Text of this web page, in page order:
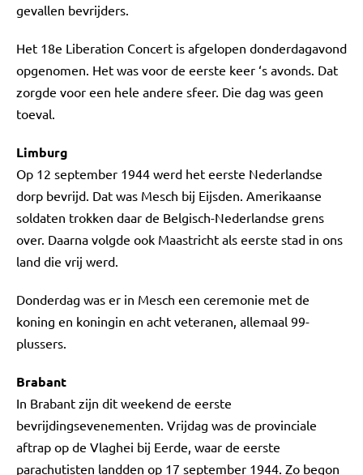
gevallen bevrijders.
Het 18e Liberation Concert is afgelopen donderdagavond
opgenomen. Het was voor de eerste keer ‘s avonds. Dat
zorgde voor een hele andere sfeer. Die dag was geen
toeval.
Limburg
Op 12 september 1944 werd het eerste Nederlandse
dorp bevrijd. Dat was Mesch bij Eijsden. Amerikaanse
soldaten trokken daar de Belgisch-Nederlandse grens
over. Daarna volgde ook Maastricht als eerste stad in ons
land die vrij werd.
Donderdag was er in Mesch een ceremonie met de
koning en koningin en acht veteranen, allemaal 99-
plussers.
Brabant
In Brabant zijn dit weekend de eerste
bevrijdingsevenementen. Vrijdag was de provinciale
aftrap op de Vlaghei bij Eerde, waar de eerste
parachutisten landden op 17 september 1944. Zo begon